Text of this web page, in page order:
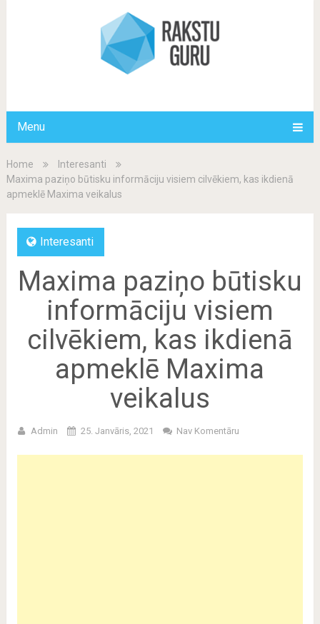
Menu
Home
Interesanti
Maxima paziņo būtisku informāciju visiem cilvēkiem, kas ikdienā
apmeklē Maxima veikalus
Interesanti
Maxima paziņo būtisku
informāciju visiem
cilvēkiem, kas ikdienā
apmeklē Maxima
veikalus
Admin 25. Janvāris, 2021 Nav Komentāru